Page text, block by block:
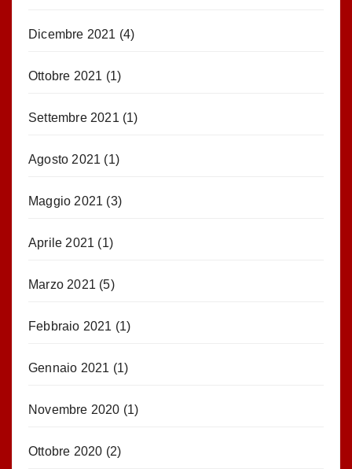
Dicembre 2021 (4)
Ottobre 2021 (1)
Settembre 2021 (1)
Agosto 2021 (1)
Maggio 2021 (3)
Aprile 2021 (1)
Marzo 2021 (5)
Febbraio 2021 (1)
Gennaio 2021 (1)
Novembre 2020 (1)
Ottobre 2020 (2)